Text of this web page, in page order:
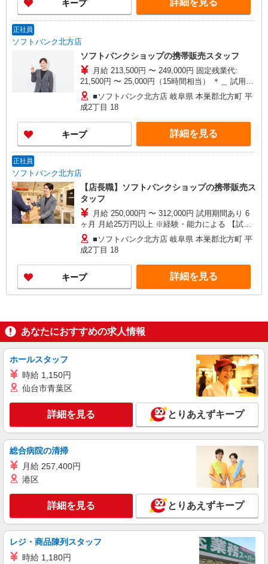
有）★ ゜・。○。・゜+゜・。○。・゜+゜
キープ 詳細を見る
正社員
ソフトバンク北方店
ソフトバンクショップの携帯販売スタッフ
月給 213,500円 〜 249,000円 固定残業代:
21,500円 〜 25,000円（15時間相当） ＊＿ 試用期
間あり 6ヶ月 月給25万円以上 ※経験・能力による
【試用期間】月給 213500 円 〜 249000 円
■ソフトバンク北方店 岐阜県 本巣郡北方町 平
成2丁目 18
キープ 詳細を見る
正社員
ソフトバンク北方店
【店長職】ソフトバンクショップの携帯販売ス
タッフ
月給 250,000円 〜 312,000円 試用期間あり 6
ヶ月 月給25万円以上 ※経験・能力による 【試用
期間】月給 250000 円 〜 312000 円
■ソフトバンク北方店 岐阜県 本巣郡北方町 平
成2丁目 18
キープ 詳細を見る
あなたにおすすめの求人情報
ホールスタッフ
時給 1,150円
仙台市青葉区
詳細を見る とりあえずキープ
総合病院の清掃
月給 257,400円
港区
詳細を見る とりあえずキープ
レジ・商品陳列スタッフ
時給 1,180円